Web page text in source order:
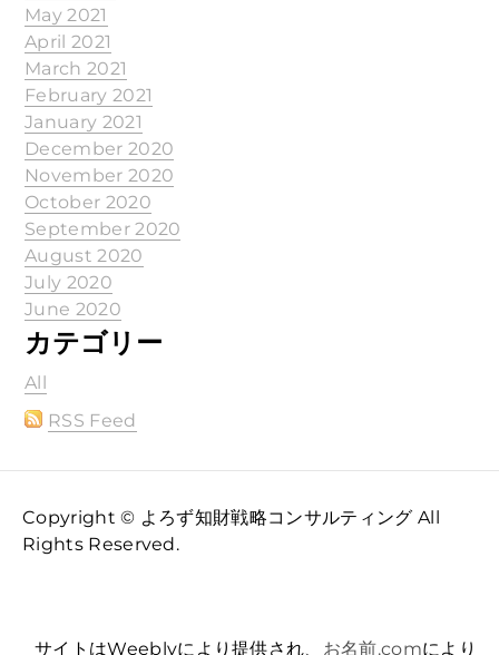
May 2021
April 2021
March 2021
February 2021
January 2021
December 2020
November 2020
October 2020
September 2020
August 2020
July 2020
June 2020
カテゴリー
All
RSS Feed
Copyright © よろず知財戦略コンサルティング All
Rights Reserved.
サイトはWeeblyにより提供され、 お名前.comにより